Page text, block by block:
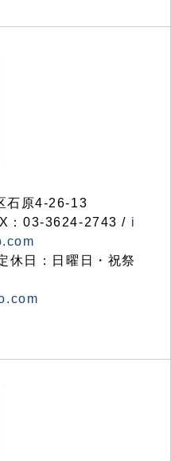
石原4-26-13
：03-3624-2743 / i
休日：日曜日・祝祭